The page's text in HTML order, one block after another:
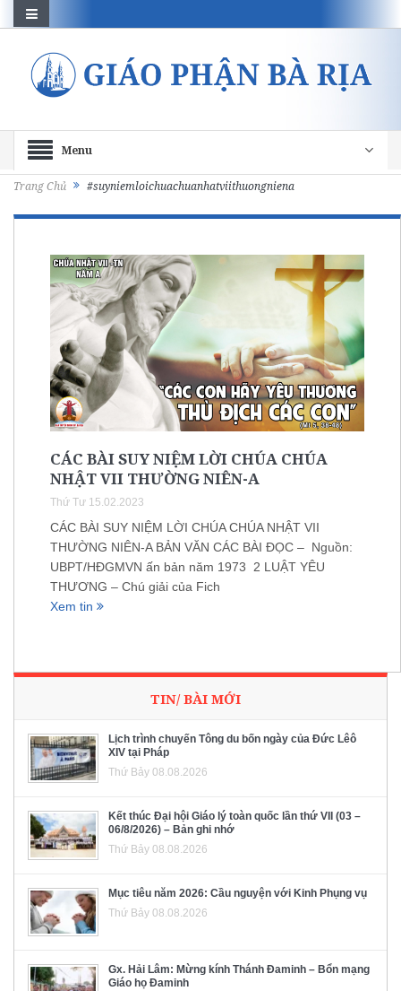
Menu
Trang Chủ #suyniemloichuachuanhatviithuongniena
CÁC BÀI SUY NIỆM LỜI CHÚA CHÚA
NHẬT VII THƯỜNG NIÊN-A
Thứ Tư 15.02.2023
CÁC BÀI SUY NIỆM LỜI CHÚA CHÚA NHẬT VII
THƯỜNG NIÊN-A BẢN VĂN CÁC BÀI ĐỌC – Nguồn:
UBPT/HĐGMVN ấn bản năm 1973 2 LUẬT YÊU
THƯƠNG – Chú giải của Fich
Xem tin
TIN/ BÀI MỚI
Lịch trình chuyến Tông du bốn ngày của Đức Lêô
XIV tại Pháp
Thứ Bảy 08.08.2026
Kết thúc Đại hội Giáo lý toàn quốc lần thứ VII (03 –
06/8/2026) – Bản ghi nhớ
Thứ Bảy 08.08.2026
Mục tiêu năm 2026: Cầu nguyện với Kinh Phụng vụ
Thứ Bảy 08.08.2026
Gx. Hải Lâm: Mừng kính Thánh Đaminh – Bổn mạng
Giáo họ Đaminh